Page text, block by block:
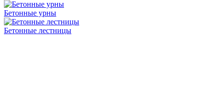
Бетонные урны
Бетонные лестницы